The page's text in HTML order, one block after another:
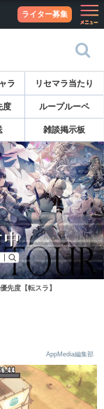
ライター募集
ラ リセマラ当たり
度 ループルーペ
雑談掲示板
先度【転スラ】
AppMedia編集部